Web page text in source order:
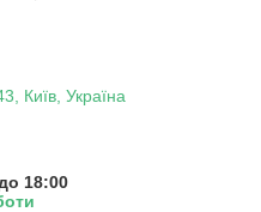
Київ, Україна
18:00